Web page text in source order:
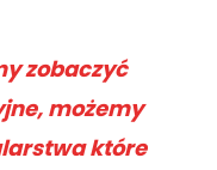
zobaczyć
możemy
które